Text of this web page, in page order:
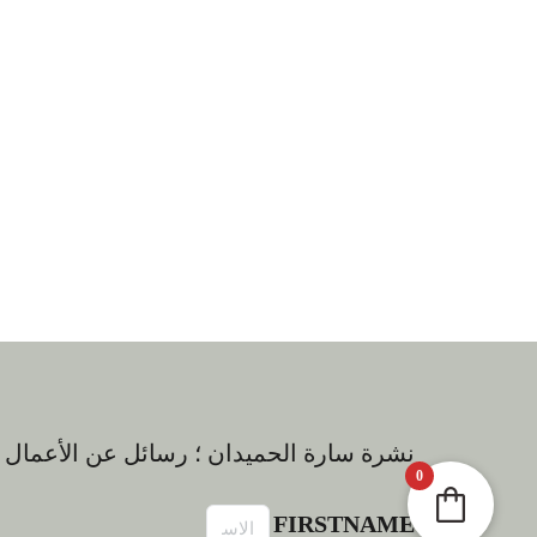
نشرة سارة الحميدان ؛ رسائل عن الأعمال
FIRSTNAME
0